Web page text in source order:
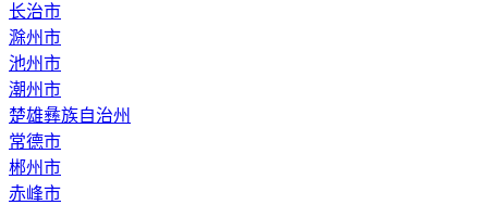
长治市
滁州市
池州市
潮州市
楚雄彝族自治州
常德市
郴州市
赤峰市